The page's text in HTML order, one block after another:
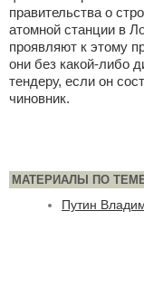
правительства о
атомной станции в
проявляют к этому
они без какой-либо
тендеру, если он
чиновник.
МАТЕРИАЛЫ ПО
Путин